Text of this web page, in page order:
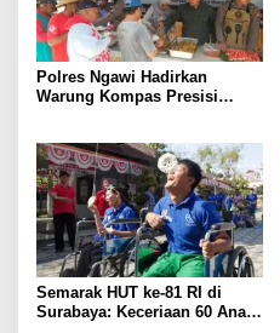
Polres Ngawi Hadirkan
Warung Kompas Presisi
Semarak HUT ke-81 RI di
Surabaya: Keceriaan 60 Anak